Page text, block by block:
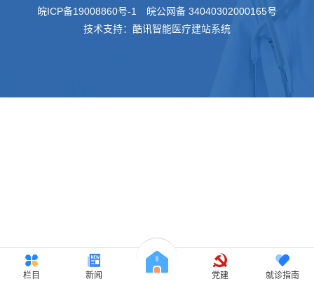
栏目 新闻 党建 就诊指南
皖ICP备19008860号-1
皖公网备 34040302000165号
技术支持：酷讯智能医疗建站系统